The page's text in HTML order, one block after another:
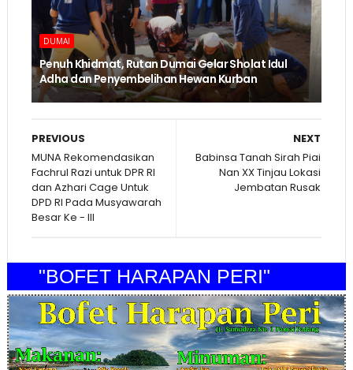
DUMAI
Penuh Khidmat, Rutan Dumai Gelar Sholat Idul
Adha dan Penyembelihan Hewan Kurban
NEXT
Babinsa Tanah Sirah Piai
Nan XX Tinjau Lokasi
Jembatan Rusak
PREVIOUS
MUNA Rekomendasikan
Fachrul Razi untuk DPR RI
dan Azhari Cage Untuk
DPD RI Pada Musyawarah
Besar Ke - III
"BOFET HARAPAN PERI"